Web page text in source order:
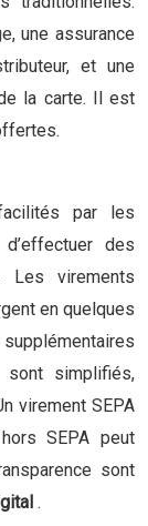
une assurance
et une
la carte. Il est
par les
des
Les virements
en quelques
sont simplifiés,
virement SEPA
SEPA peut
sont
.